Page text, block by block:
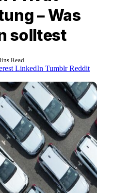
– Was
solltest
Read
LinkedIn Tumblr Reddit